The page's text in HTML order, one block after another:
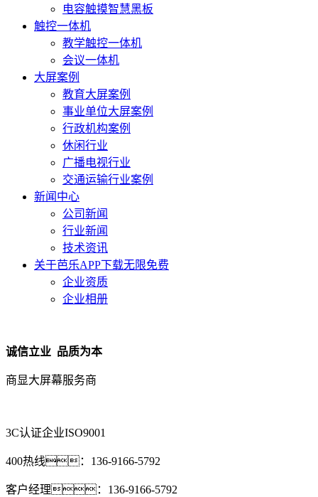
电容触摸智慧黑板
触控一体机
教学触控一体机
会议一体机
大屏案例
教育大屏案例
事业单位大屏案例
行政机构案例
休闲行业
广播电视行业
交通运输行业案例
新闻中心
公司新闻
行业新闻
技术资讯
关于芭乐APP下载无限免费
企业资质
企业相册
诚信立业 品质为本
商显大屏幕服务商
3C认证企业ISO9001
400热线： 136-9166-5792
客户经理： 136-9166-5792